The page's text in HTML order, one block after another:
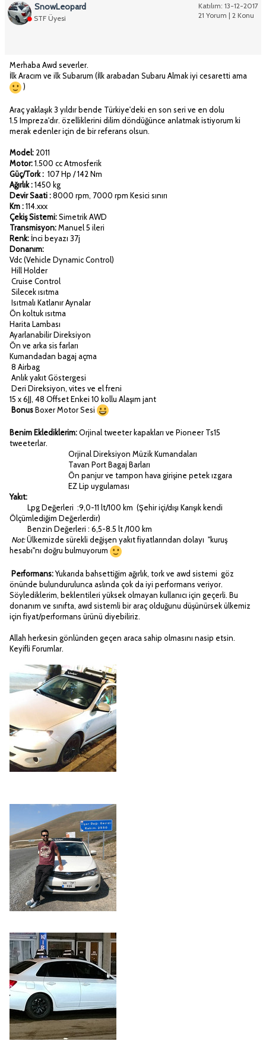
Katılım: 13-12-2017
21 Yorum | 2 Konu
SnowLeopard
STF Üyesi
Merhaba Awd severler.
İlk Aracım ve ilk Subarum (İlk arabadan Subaru Almak iyi cesaretti ama
)
Araç yaklaşık 3 yıldır bende Türkiye'deki en son seri ve en dolu
1.5 Impreza'dır. özelliklerini dilim döndüğünce anlatmak istiyorum ki
merak edenler için de bir referans olsun.
Model: 2011
Motor:1.500 cc Atmosferik
Güç/Tork : 107 Hp / 142 Nm
Ağırlık :1450 kg
Devir Saati :8000 rpm, 7000 rpm Kesici sınırı
Km :114.xxx
Çekiş Sistemi:Simetrik AWD
Transmisyon:Manuel 5 ileri
Renk: İnci beyazı 37j
Donanım:
Vdc (Vehicle Dynamic Control)
Hill Holder
Cruise Control
Silecek ısıtma
Isıtmalı Katlanır Aynalar
Ön koltuk ısıtma
Harita Lambası
Ayarlanabilir Direksiyon
Ön ve arka sis farları
Kumandadan bagaj açma
8 Airbag
Anlık yakıt Göstergesi
Deri Direksiyon, vites ve el freni
15 x 6JJ, 48 Offset Enkei 10 kollu Alaşım jant
BonusBoxer Motor Sesi
Benim Eklediklerim:Orjinal tweeter kapakları ve Pioneer Ts15
tweeterlar.
Orjinal Direksiyon Müzik Kumandaları
Tavan Port Bagaj Barları
Ön panjur ve tampon hava girişine petek ızgara
EZ Lip uygulaması
Yakıt:
Lpg Değerleri :9,0-11 lt/100 km (Şehir içi/dışı Karışık kendi
Ölçümlediğim Değerlerdir)
Benzin Değerleri : 6,5-8.5 lt /100 km
Not:Ülkemizde sürekli değişen yakıt fiyatlarından dolayı "kuruş
hesabı"nı doğru bulmuyorum
Performans:Yukarıda bahsettiğim ağırlık, tork ve awd sistemi göz
önünde bulundurulunca aslında çok da iyi performans veriyor.
Söylediklerim, beklentileri yüksek olmayan kullanıcı için geçerli. Bu
donanım ve sınıfta, awd sistemli bir araç olduğunu düşünürsek ülkemiz
için fiyat/performans ürünü diyebiliriz.
Allah herkesin gönlünden geçen araca sahip olmasını nasip etsin.
Keyifli Forumlar.